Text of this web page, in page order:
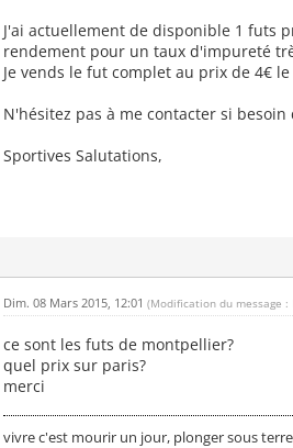
J'ai actuellement de disponible 1 futs
rendement pour un taux d'impureté
Je vends le fut complet au prix de 4€
N'hésitez pas à me contacter si
Sportives Salutations,
Dim. 08 Mars 2015, 12:01 (Modification du message
ce sont les futs de montpellier?
quel prix sur paris?
merci
vivre c'est mourir un jour, plonger sous